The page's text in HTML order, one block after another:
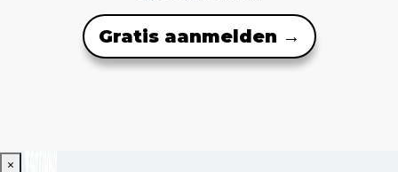
Gratis aanmelden →
×